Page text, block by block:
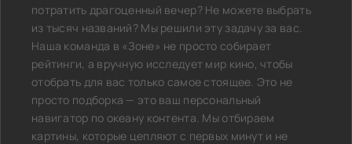
потратить драгоценный вечер? Не можете выбрать
из тысяч названий? Мы решили эту задачу за вас.
Наша команда в «Зоне» не просто собирает
рейтинги, а вручную исследует мир кино, чтобы
отобрать для вас только самое стоящее. Это не
просто подборка — это ваш персональный
навигатор по океану контента. Мы отбираем
картины, которые цепляют с первых минут и не